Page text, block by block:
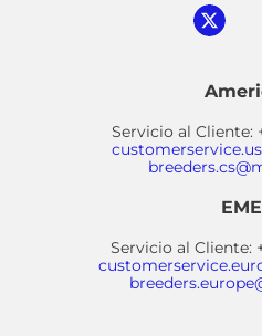
Servicio al Cliente:
Servicio al Cliente: